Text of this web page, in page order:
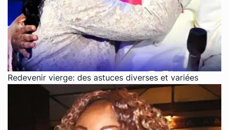
Redevenir vierge: des astuces diverses et variées